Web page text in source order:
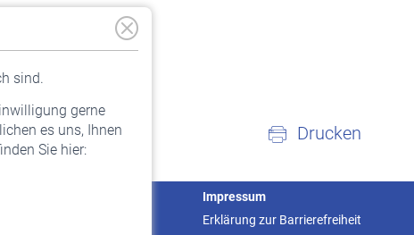
sind.
gerne
es uns, Ihnen
Sie hier:
Drucken
Impressum
Erklärung zur Barrierefreiheit